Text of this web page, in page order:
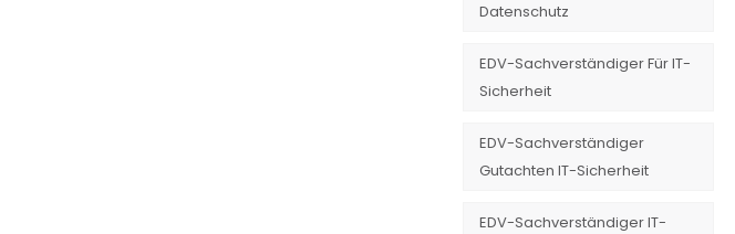
Datenschutz
EDV-Sachverständiger Für IT-
Sicherheit
EDV-Sachverständiger
Gutachten IT-Sicherheit
EDV-Sachverständiger IT-